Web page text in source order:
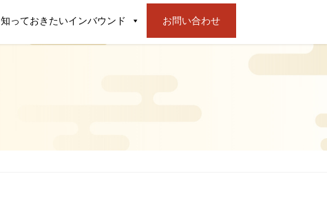
知っておきたいインバウンド お問い合わせ